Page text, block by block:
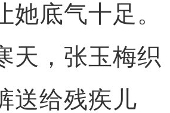
她底气十足。
，张玉梅织
送给残疾儿